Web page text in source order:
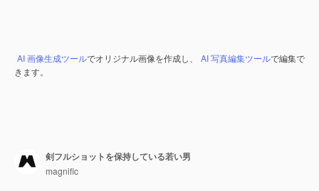
AI 画像生成ツールでオリジナル画像を作成し、 AI 写真編集ツールで編集で
きます。
剣フルショットを保持している若い男
magnific